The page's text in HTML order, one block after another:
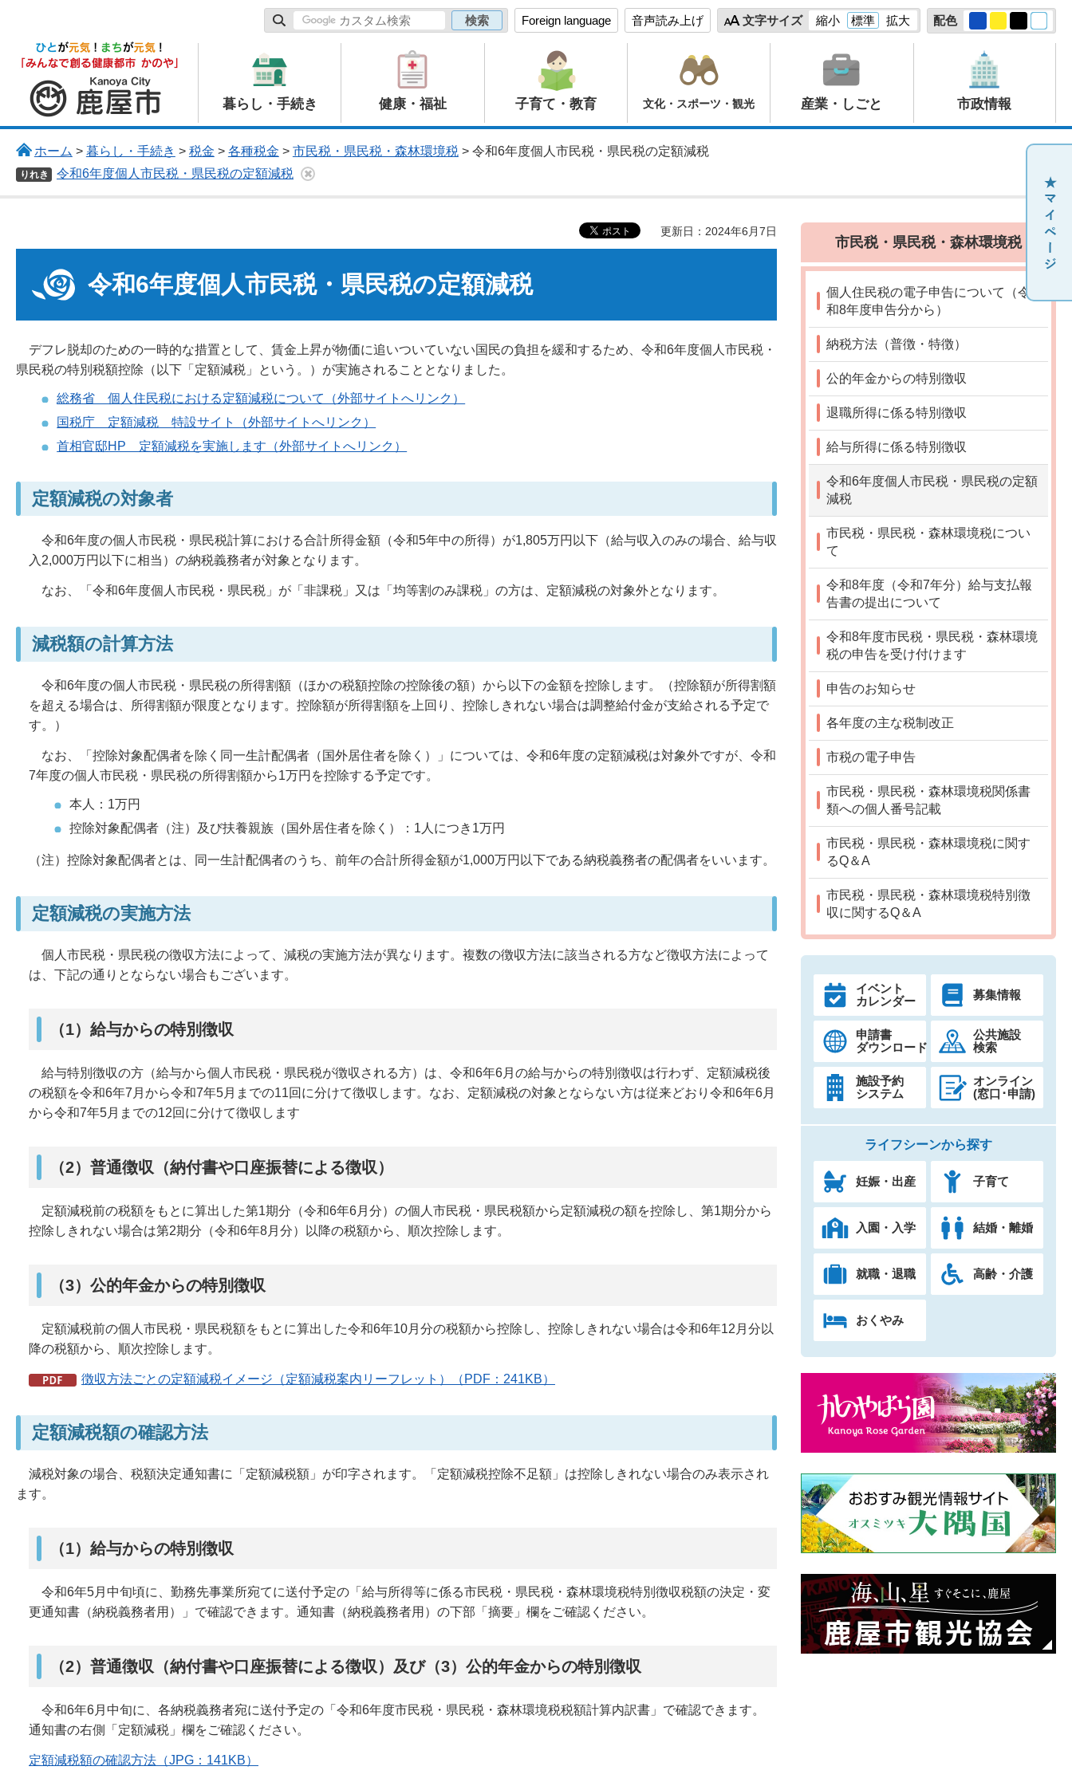
Foreign language 音声読み上げ 文字サイズ 縮小 標準 拡大 配色
鹿屋市
暮らし・手続き 健康・福祉 子育て・教育 文化・スポーツ・観光 産業・しごと 市政情報
ホーム > 暮らし・手続き > 税金 > 各種税金 > 市民税・県民税・森林環境税> 令和6年度個人市民税・県民税の定額減税
りれき 令和6年度個人市民税・県民税の定額減税
更新日：2024年6月7日
令和6年度個人市民税・県民税の定額減税
デフレ脱却のための一時的な措置として、賃金上昇が物価に追いついていない国民の負担を緩和するため、令和6年度個人市民税・
県民税の特別税額控除（以下「定額減税」という。）が実施されることとなりました。
総務省 個人住民税における定額減税について（外部サイトへリンク）
国税庁 定額減税 特設サイト（外部サイトへリンク）
首相官邸HP 定額減税を実施します（外部サイトへリンク）
定額減税の対象者
令和6年度の個人市民税・県民税計算における合計所得金額（令和5年中の所得）が1,805万円以下（給与収入のみの場合、給与収
入2,000万円以下に相当）の納税義務者が対象となります。
なお、「令和6年度個人市民税・県民税」が「非課税」又は「均等割のみ課税」の方は、定額減税の対象外となります。
減税額の計算方法
令和6年度の個人市民税・県民税の所得割額（ほかの税額控除の控除後の額）から以下の金額を控除します。（控除額が所得割額
を超える場合は、所得割額が限度となります。控除額が所得割額を上回り、控除しきれない場合は調整給付金が支給される予定で
す。）
なお、「控除対象配偶者を除く同一生計配偶者（国外居住者を除く）」については、令和6年度の定額減税は対象外ですが、令和
7年度の個人市民税・県民税の所得割額から1万円を控除する予定です。
本人：1万円
控除対象配偶者（注）及び扶養親族（国外居住者を除く）：1人につき1万円
（注）控除対象配偶者とは、同一生計配偶者のうち、前年の合計所得金額が1,000万円以下である納税義務者の配偶者をいいます。
定額減税の実施方法
個人市民税・県民税の徴収方法によって、減税の実施方法が異なります。複数の徴収方法に該当される方など徴収方法によって
は、下記の通りとならない場合もございます。
（1）給与からの特別徴収
給与特別徴収の方（給与から個人市民税・県民税が徴収される方）は、令和6年6月の給与からの特別徴収は行わず、定額減税後
の税額を令和6年7月から令和7年5月までの11回に分けて徴収します。なお、定額減税の対象とならない方は従来どおり令和6年6月
から令和7年5月までの12回に分けて徴収します
（2）普通徴収（納付書や口座振替による徴収）
定額減税前の税額をもとに算出した第1期分（令和6年6月分）の個人市民税・県民税額から定額減税の額を控除し、第1期分から
控除しきれない場合は第2期分（令和6年8月分）以降の税額から、順次控除します。
（3）公的年金からの特別徴収
定額減税前の個人市民税・県民税額をもとに算出した令和6年10月分の税額から控除し、控除しきれない場合は令和6年12月分以
降の税額から、順次控除します。
徴収方法ごとの定額減税イメージ（定額減税案内リーフレット）（PDF：241KB）
定額減税額の確認方法
減税対象の場合、税額決定通知書に「定額減税額」が印字されます。「定額減税控除不足額」は控除しきれない場合のみ表示され
ます。
（1）給与からの特別徴収
令和6年5月中旬頃に、勤務先事業所宛てに送付予定の「給与所得等に係る市民税・県民税・森林環境税特別徴収税額の決定・変
更通知書（納税義務者用）」で確認できます。通知書（納税義務者用）の下部「摘要」欄をご確認ください。
（2）普通徴収（納付書や口座振替による徴収）及び（3）公的年金からの特別徴収
令和6年6月中旬に、各納税義務者宛に送付予定の「令和6年度市民税・県民税・森林環境税税額計算内訳書」で確認できます。
通知書の右側「定額減税」欄をご確認ください。
定額減税額の確認方法（JPG：141KB）
市民税・県民税・森林環境税
個人住民税の電子申告について（令
和8年度申告分から）
納税方法（普徴・特徴）
公的年金からの特別徴収
退職所得に係る特別徴収
給与所得に係る特別徴収
令和6年度個人市民税・県民税の定額
減税
市民税・県民税・森林環境税につい
て
令和8年度（令和7年分）給与支払報
告書の提出について
令和8年度市民税・県民税・森林環境
税の申告を受け付けます
申告のお知らせ
各年度の主な税制改正
市税の電子申告
市民税・県民税・森林環境税関係書
類への個人番号記載
市民税・県民税・森林環境税に関す
るQ＆A
市民税・県民税・森林環境税特別徴
収に関するQ＆A
イベント
カレンダー
募集情報
申請書
ダウンロード
公共施設
検索
施設予約
システム
オンライン
(窓口･申請)
ライフシーンから探す
妊娠・出産 子育て
入園・入学 結婚・離婚
就職・退職 高齢・介護
おくやみ